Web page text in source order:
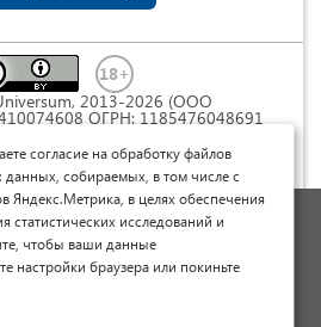
2013-2026 (ООО
ОГРН: 1185476048691
(«Атрибуция») 4.0
персональных данных
оферты
научную статью
согласие на обработку файлов
данных, собираемых, в том числе с
Яндекс.Метрика, в целях обеспечения
статистических исследований и
чтобы ваши данные
настройки браузера или покиньте